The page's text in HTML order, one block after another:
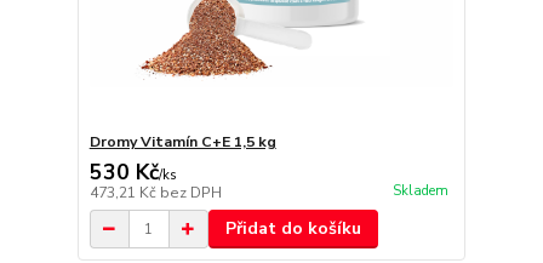
Dromy Vitamín C+E 1,5 kg
530 Kč/ks
473,21 Kč bez DPH Skladem
Přidat do košíku